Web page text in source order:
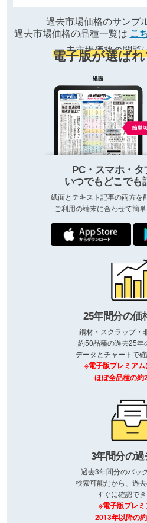
過去市場価格のサンプ
過去市場価格の品種一覧は こ
去市場価格の閲覧
電子版が選ば
PC・スマホ・タ
いつでもどこでも
紙面とテキスト記事の両方を
ご利用の端末に合わせて簡
25年間分の価
鋼材・スクラップ・
約50品種の過去25年
データとチャートで確
※電子版プレミア
ほぼ全品種の約
3年間分の
過去3年間分のバッ
検索可能だから、過
すぐに確認でき
※電子版プレ
2013年以降の